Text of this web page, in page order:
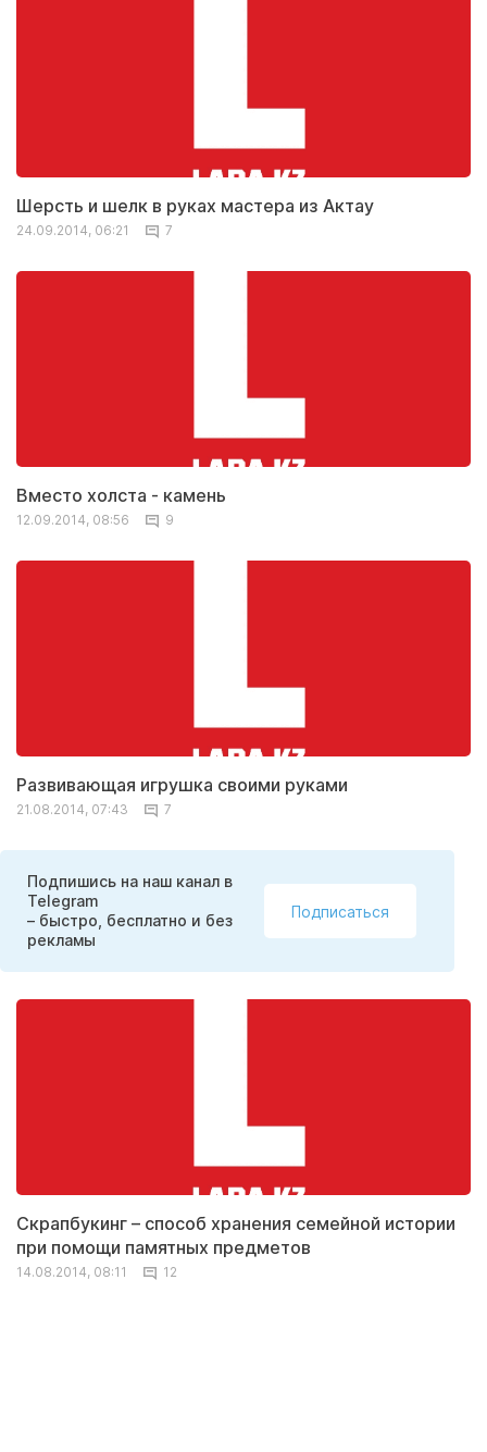
Шерсть и шелк в руках мастера из Актау
24.09.2014, 06:21 7
Вместо холста - камень
12.09.2014, 08:56 9
Развивающая игрушка своими руками
21.08.2014, 07:43 7
Подпишись на наш канал в
Telegram
– быстро, бесплатно и без
рекламы
Подписаться
Скрапбукинг – способ хранения семейной истории
при помощи памятных предметов
14.08.2014, 08:11 12